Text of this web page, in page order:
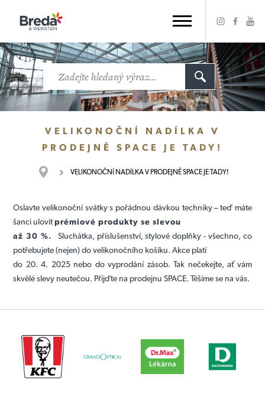
VELIKONOČNÍ NADÍLKA V
PRODEJNĚ SPACE JE TADY!
VELIKONOČNÍ NADÍLKA V PRODEJNĚ SPACE JE TADY!
Oslavte velikonoční svátky s pořádnou dávkou techniky – teď máte
šanci ulovitprémiové produkty se slevou
až 30 %. Sluchátka, příslušenství, stylové doplňky - všechno, co
potřebujete (nejen) do velikonočního košíku. Akce platí
do 20. 4. 2025 nebo do vyprodání zásob. Tak nečekejte, ať vám
skvělé slevy neutečou. Přijďte na prodejnu SPACE. Těšíme se na vás.